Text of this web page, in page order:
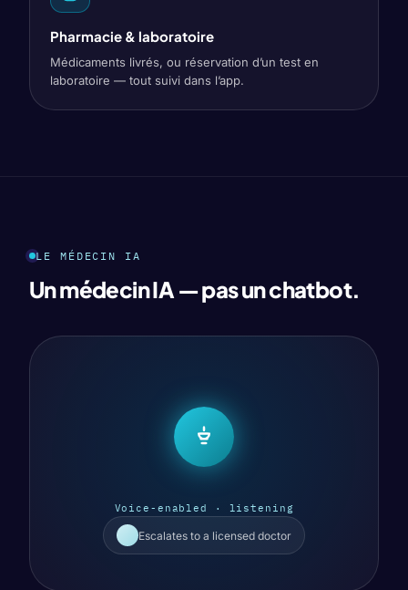
Pharmacie & laboratoire
Médicaments livrés, ou réservation d’un test en
laboratoire — tout suivi dans l’app.
LE MÉDECIN IA
Un médecin IA — pas un chatbot.
Voice-enabled · listening
Escalates to a licensed doctor